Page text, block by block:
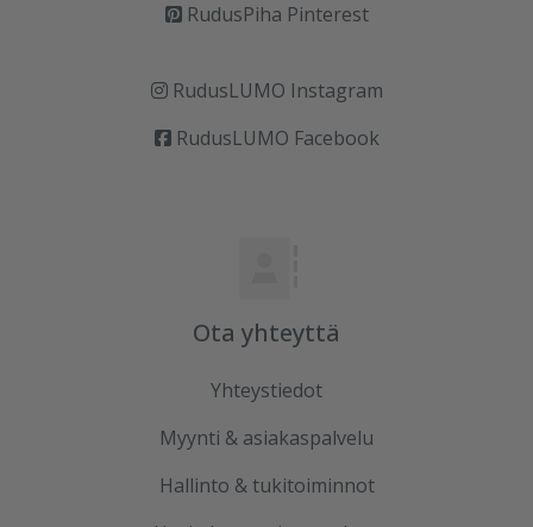
RudusPiha Pinterest
RudusLUMO Instagram
RudusLUMO Facebook
Ota yhteyttä
Yhteystiedot
Myynti & asiakaspalvelu
Hallinto & tukitoiminnot